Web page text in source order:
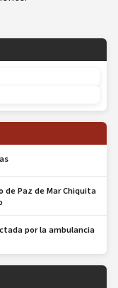
de Paz de Mar Chiquita
por la ambulancia